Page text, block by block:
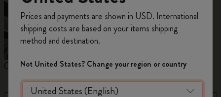
Carnets Agendas
de remise ainsi que de frais de port gratuits
sur votre première commandeen utilisant le
codeWELCOME10.
Créez un compte Moleskine pour accéder à des
offres exclusives, des avantages réservés aux
membres et davantage d’inspiration.
Prices and payments are shown in USD. International
shipping costs are based on your items shipping
method and destination.
Not United States? Change your region or country